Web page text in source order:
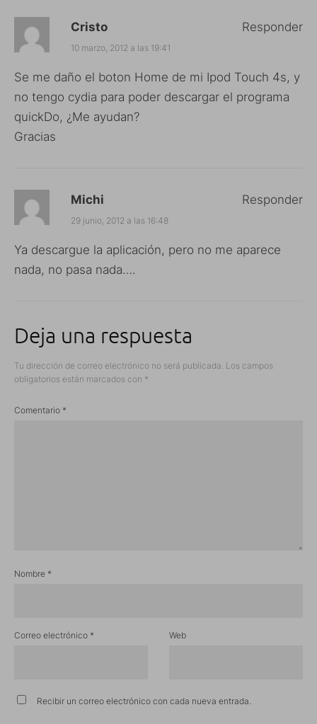
Cristo
10 marzo, 2012 a las 19:41
Se me daño el boton Home de mi Ipod Touch 4s, y
no tengo cydia para poder descargar el programa
quickDo, ¿Me ayudan?
Gracias
Responder
Michi
29 junio, 2012 a las 16:48
Ya descargue la aplicación, pero no me aparece
nada, no pasa nada….
Responder
Deja una respuesta
Tu dirección de correo electrónico no será publicada. Los campos
obligatorios están marcados con *
Comentario *
Nombre *
Correo electrónico * Web
Recibir un correo electrónico con cada nueva entrada.